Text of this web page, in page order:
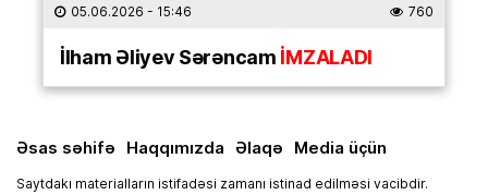
05.06.2026 - 15:46 760
İlham Əliyev SərəncamİMZALADI
Əsas səhifə Haqqımızda Əlaqə Media üçün
Saytdakı materialların istifadəsi zamanı istinad edilməsi vacibdir.